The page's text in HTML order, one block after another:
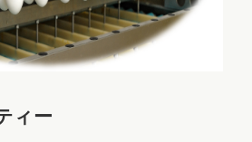
ィー